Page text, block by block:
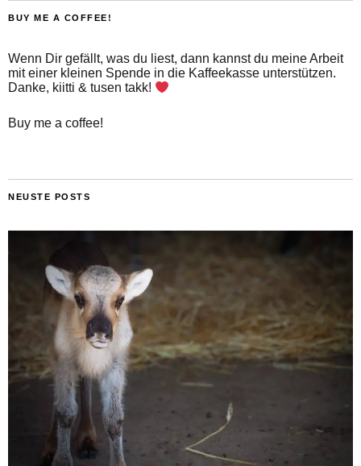
BUY ME A COFFEE!
Wenn Dir gefällt, was du liest, dann kannst du meine Arbeit
mit einer kleinen Spende in die Kaffeekasse unterstützen.
Danke, kiitti & tusen takk!
Buy me a coffee!
NEUSTE POSTS